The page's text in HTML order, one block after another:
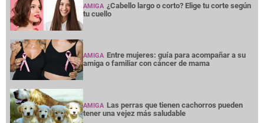
AMIGA ¿Cabello largo o corto? Elige tu corte según
tu cuello
AMIGA Entre mujeres: guía para acompañar a su
amiga o familiar con cáncer de mama
AMIGA Las perras que tienen cachorros pueden
tener una vejez más saludable